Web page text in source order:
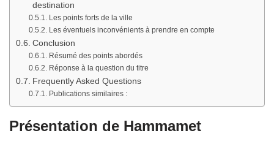
destination
Les points forts de la ville
Les éventuels inconvénients à prendre en compte
Conclusion
Résumé des points abordés
Réponse à la question du titre
Frequently Asked Questions
Publications similaires :
Présentation de Hammamet